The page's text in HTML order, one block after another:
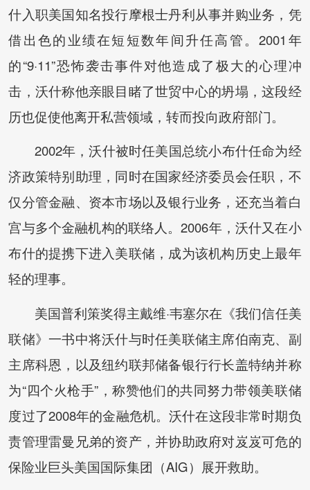
什入职美国知名投行摩根士丹利从事并购业务，凭
借出色的业绩在短短数年间升任高管。2001年
的“9·11”恐怖袭击事件对他造成了极大的心理冲
击，沃什称他亲眼目睹了世贸中心的坍塌，这段经
历也促使他离开私营领域，转而投向政府部门。
2002年，沃什被时任美国总统小布什任命为经
济政策特别助理，同时在国家经济委员会任职，不
仅分管金融、资本市场以及银行业务，还充当着白
宫与多个金融机构的联络人。2006年，沃什又在小
布什的提携下进入美联储，成为该机构历史上最年
轻的理事。
美国普利策奖得主戴维·韦塞尔在《我们信任美
联储》一书中将沃什与时任美联储主席伯南克、副
主席科恩，以及纽约联邦储备银行行长盖特纳并称
为“四个火枪手”，称赞他们的共同努力带领美联储
度过了2008年的金融危机。沃什在这段非常时期负
责管理雷曼兄弟的资产，并协助政府对岌岌可危的
保险业巨头美国国际集团（AIG）展开救助。